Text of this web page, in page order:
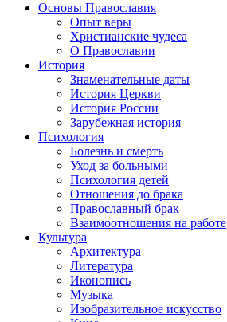
Основы Православия
Опыт веры
Христианские чудеса
О Православии
История
Знаменательные даты
История Церкви
История России
Зарубежная история
Психология
Болезнь и смерть
Уход за больными
Психология детей
Отношения до брака
Православный брак
Взаимоотношения на работе
Культура
Архитектура
Литература
Иконопись
Музыка
Изобразительное искусство